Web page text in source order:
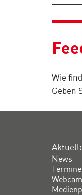
Wie
Geben
News